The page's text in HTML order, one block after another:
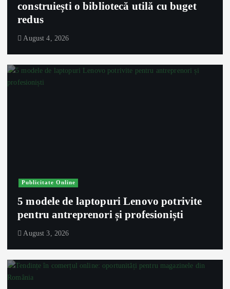
construiești o bibliotecă utilă cu buget
redus
August 4, 2026
Publicitate Online
5 modele de laptopuri Lenovo potrivite
pentru antreprenori și profesioniști
August 3, 2026